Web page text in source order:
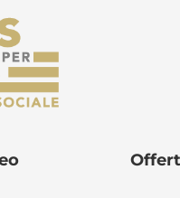
e la
dei